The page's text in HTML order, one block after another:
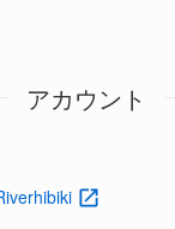
アカウント